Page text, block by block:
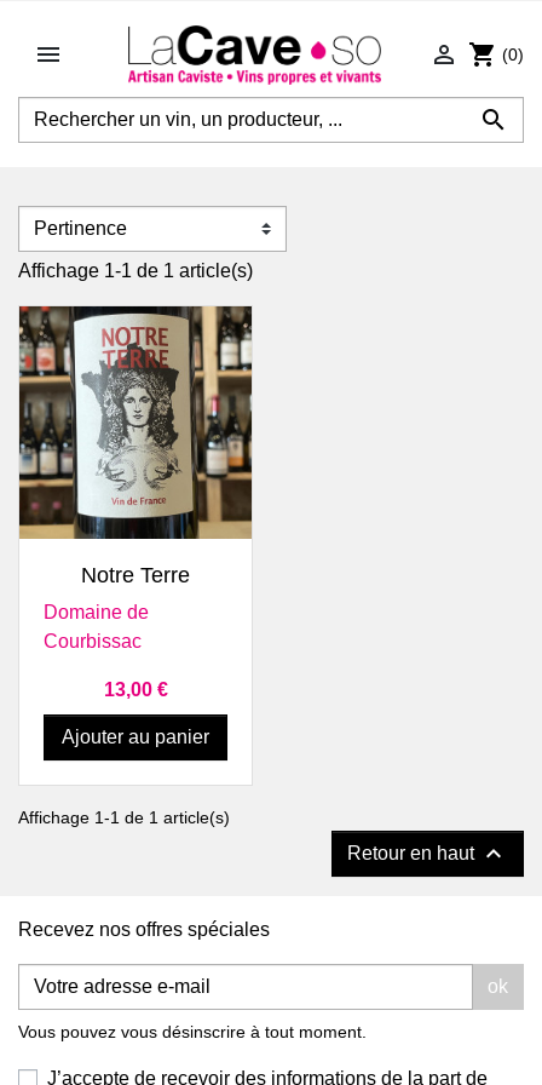


 shopping_cart (0)
Affichage 1-1 de 1 article(s)
Notre Terre
Domaine de
Courbissac
Prix
13,00 €
Ajouter au panier
Affichage 1-1 de 1 article(s)
Retour en haut 
Recevez nos offres spéciales
ok
Vous pouvez vous désinscrire à tout moment.
J’accepte de recevoir des informations de la part de